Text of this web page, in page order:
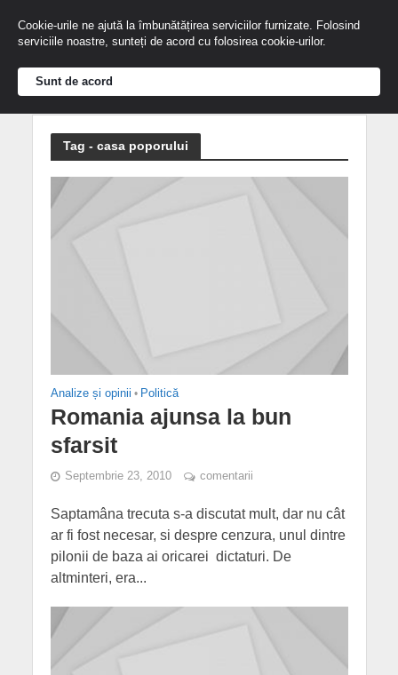
Tag - casa poporului
Analize și opinii • Politică
Romania ajunsa la bun
sfarsit
Septembrie 23, 2010 comentarii
Saptamâna trecuta s-a discutat mult, dar nu cât
ar fi fost necesar, si despre cenzura, unul dintre
pilonii de baza ai oricarei dictaturi. De
altminteri, era...
Cookie-urile ne ajută la îmbunătățirea serviciilor furnizate. Folosind
serviciile noastre, sunteți de acord cu folosirea cookie-urilor.
Sunt de acord